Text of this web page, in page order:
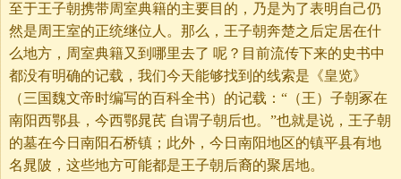
至于王子朝携带周室典籍的主要目的，乃是为了表明自己仍
然是周王室的正统继位人。那么，王子朝奔楚之后定居在什
么地方，周室典籍又到哪里去了 呢？目前流传下来的史书中
都没有明确的记载，我们今天能够找到的线索是《皇览》
（三国魏文帝时编写的百科全书）的记载：“（王）子朝冢在
南阳西鄂县，今西鄂晁芪 自谓子朝后也。”也就是说，王子朝
的墓在今日南阳石桥镇；此外，今日南阳地区的镇平县有地
名晁陂，这些地方可能都是王子朝后裔的聚居地。